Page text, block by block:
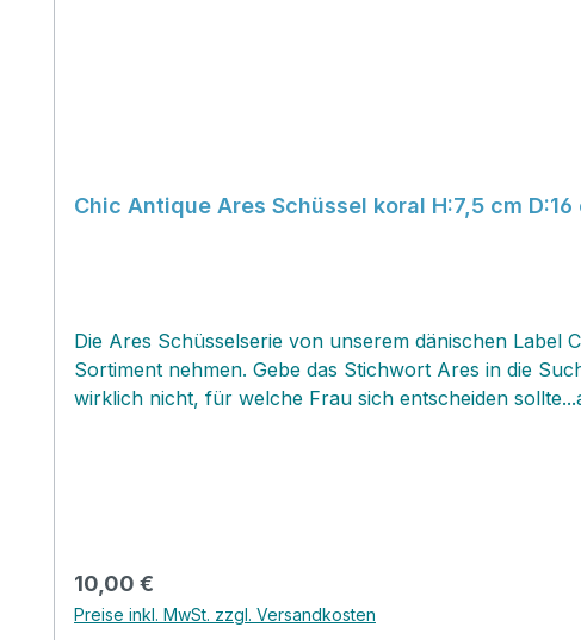
Chic Antique Ares Schüssel koral H:7,5 cm D:16
Die Ares Schüsselserie von unserem dänischen Label
Sortiment nehmen. Gebe das Stichwort Ares in die
wirklich nicht, für welche Frau sich entscheiden
Regulärer Preis:
10,00 €
Preise inkl. MwSt. zzgl. Versandkosten